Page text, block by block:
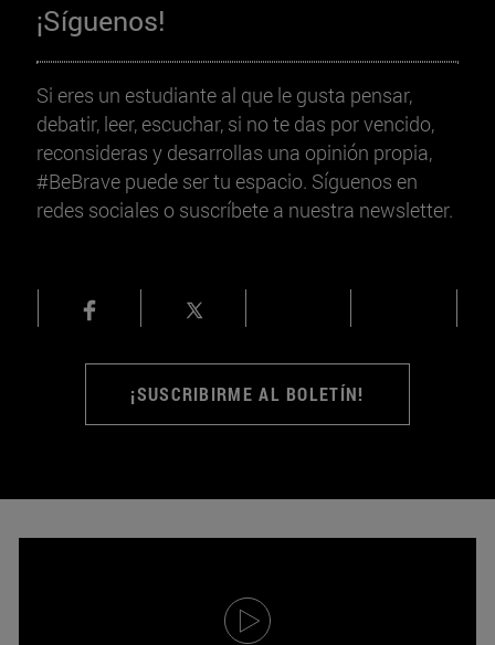
¡Síguenos!
Si eres un estudiante al que le gusta pensar,
debatir, leer, escuchar, si no te das por vencido,
reconsideras y desarrollas una opinión propia,
#BeBrave puede ser tu espacio. Síguenos en
redes sociales o suscríbete a nuestra newsletter.
¡SUSCRIBIRME AL BOLETÍN!